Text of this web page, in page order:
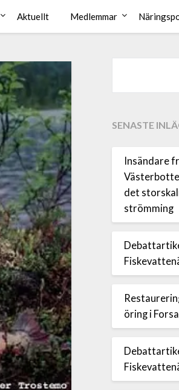
Aktuellt Medlemmar
SENASTE
Insändare
det
strömming
öring i